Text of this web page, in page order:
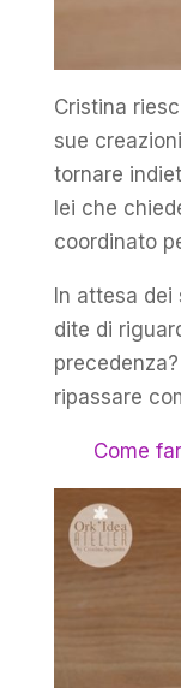
Cristina
sue
tornare
lei che
coordinato
In attesa
dite di
ripassare
Come